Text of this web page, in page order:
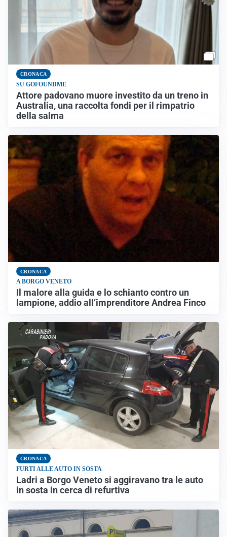
CRONACA
SU GOFOUNDME
Attore padovano muore investito da un treno in
Australia, una raccolta fondi per il rimpatrio
della salma
CRONACA
A BORGO VENETO
Il malore alla guida e lo schianto contro un
lampione, addio all’imprenditore Andrea Finco
CRONACA
FURTI ALLE AUTO IN SOSTA
Ladri a Borgo Veneto si aggiravano tra le auto
in sosta in cerca di refurtiva